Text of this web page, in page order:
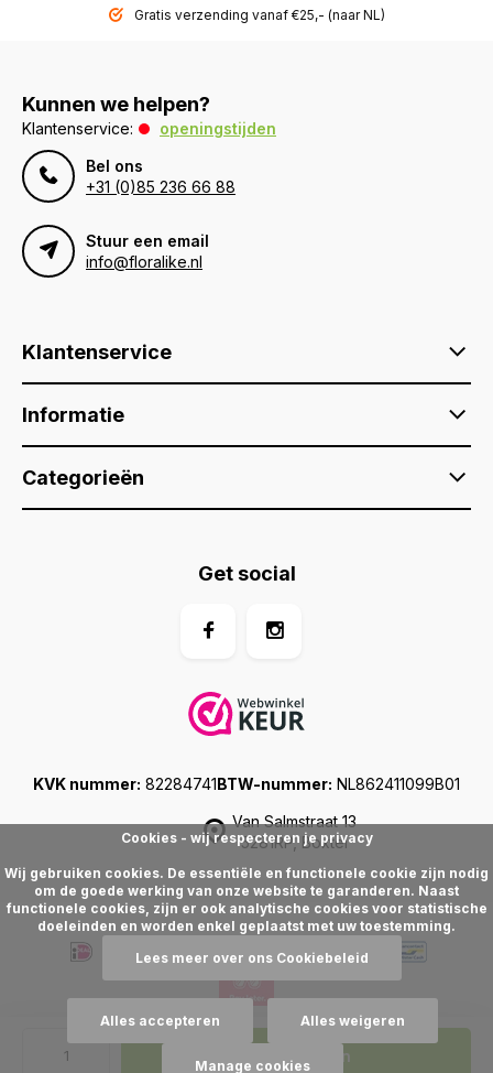
Toevoegen
Gratis verzending vanaf €25,- (naar NL)
Kunnen we helpen?
Klantenservice:
openingstijden
Bel ons
+31 (0)85 236 66 88
Stuur een email
info@floralike.nl
Klantenservice
Informatie
Categorieën
Van Salmstraat 13
5281RP, Boxtel
KVK nummer: 82284741BTW-nummer: NL862411099B01
Get social
Cookies - wij respecteren je privacy
Wij gebruiken cookies. De essentiële en functionele cookie zijn nodig
om de goede werking van onze website te garanderen. Naast
functionele cookies, zijn er ook analytische cookies voor statistische
doeleinden en worden enkel geplaatst met uw toestemming.
Lees meer over ons Cookiebeleid
Alles accepteren Alles weigeren
Manage cookies